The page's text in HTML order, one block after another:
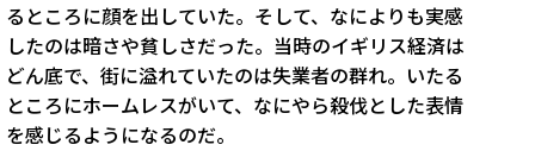
るところに顔を出していた。そして、なによりも実感
したのは暗さや貧しさだった。当時のイギリス経済は
どん底で、街に溢れていたのは失業者の群れ。いたる
ところにホームレスがいて、なにやら殺伐とした表情
を感じるようになるのだ。